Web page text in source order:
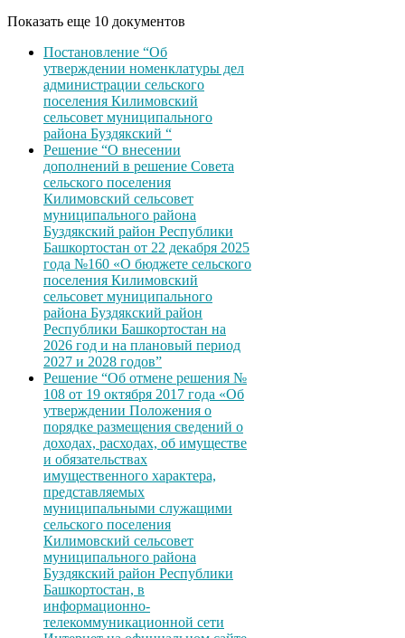
Показать еще 10 документов
Постановление “Об
утверждении номенклатуры дел
администрации сельского
поселения Килимовский
сельсовет муниципального
района Буздякский “
Решение “О внесении
дополнений в решение Совета
сельского поселения
Килимовский сельсовет
муниципального района
Буздякский район Республики
Башкортостан от 22 декабря 2025
года №160 «О бюджете сельского
поселения Килимовский
сельсовет муниципального
района Буздякский район
Республики Башкортостан на
2026 год и на плановый период
2027 и 2028 годов”
Решение “Об отмене решения №
108 от 19 октября 2017 года «Об
утверждении Положения о
порядке размещения сведений о
доходах, расходах, об имуществе
и обязательствах
имущественного характера,
представляемых
муниципальными служащими
сельского поселения
Килимовский сельсовет
муниципального района
Буздякский район Республики
Башкортостан, в
информационно-
телекоммуникационной сети